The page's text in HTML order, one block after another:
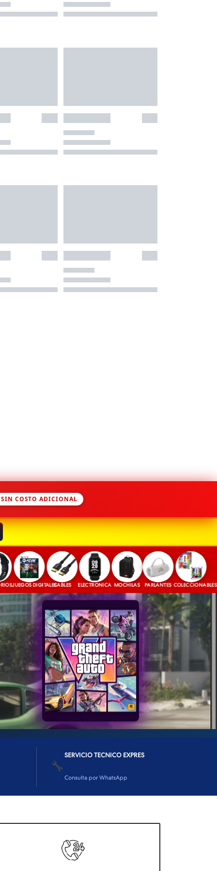
SIN COSTO ADICIONAL
DIGITALESCABLES ELECTRONICA MOCHILAS PARLANTES COLECCIONABLES
🔧
SERVICIO TECNICO EXPRES
Consulta por WhatsApp